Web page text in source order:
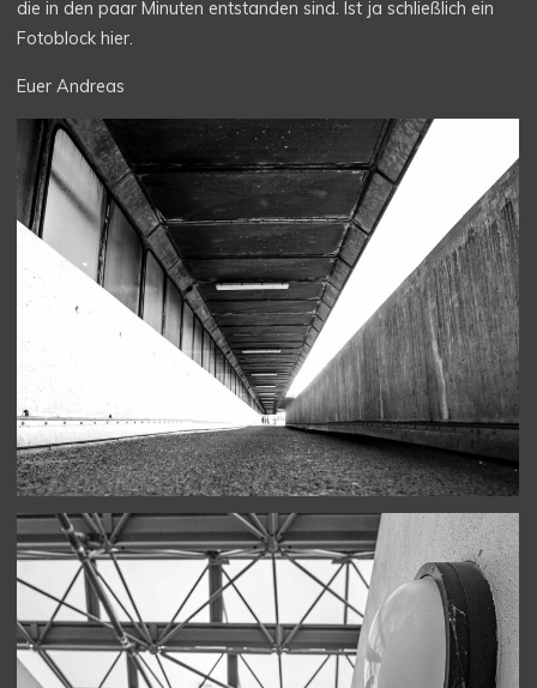
die in den paar Minuten entstanden sind. Ist ja schließlich ein
Fotoblock hier.
Euer Andreas